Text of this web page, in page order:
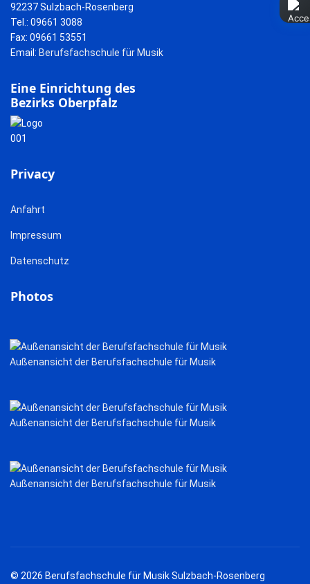
92237 Sulzbach-Rosenberg
Tel.: 09661 3088
Fax: 09661 53551
Email: Berufsfachschule für Musik
Eine Einrichtung des
Bezirks Oberpfalz
Privacy
Anfahrt
Impressum
Datenschutz
Photos
Außenansicht der Berufsfachschule für Musik
Außenansicht der Berufsfachschule für Musik
Außenansicht der Berufsfachschule für Musik
© 2026 Berufsfachschule für Musik Sulzbach-Rosenberg